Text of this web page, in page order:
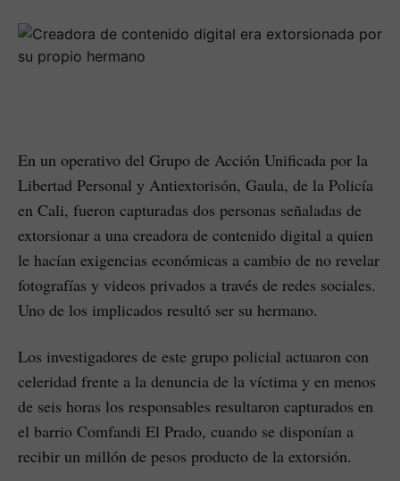
En un operativo del Grupo de Acción Unificada por la
Libertad Personal y Antiextorisón, Gaula, de la Policía
en Cali, fueron capturadas dos personas señaladas de
extorsionar a una creadora de contenido digital a quien
le hacían exigencias económicas a cambio de no revelar
fotografías y videos privados a través de redes sociales.
Uno de los implicados resultó ser su hermano.
Los investigadores de este grupo policial actuaron con
celeridad frente a la denuncia de la víctima y en menos
de seis horas los responsables resultaron capturados en
el barrio Comfandi El Prado, cuando se disponían a
recibir un millón de pesos producto de la extorsión.